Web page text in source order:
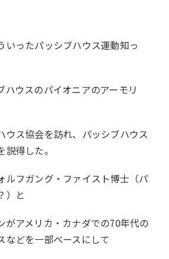
いったパッシブハウス運動知っ
ハウスのパイオニアのアーモリ
ウス協会を訪れ、パッシブハウス
得した。
ルフガング・ファイスト博士（パ
）と
がアメリカ・カナダでの70年代の
などを一部ベースにして